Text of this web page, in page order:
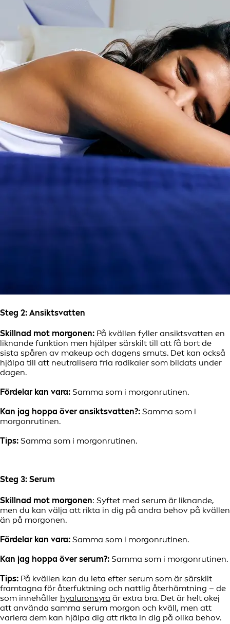
Steg 2: Ansiktsvatten
Skillnad mot morgonen: På kvällen fyller ansiktsvatten en
liknande funktion men hjälper särskilt till att få bort de
sista spåren av makeup och dagens smuts. Det kan också
hjälpa till att neutralisera fria radikaler som bildats under
dagen.
Fördelar kan vara: Samma som i morgonrutinen.
Kan jag hoppa över ansiktsvatten?: Samma som i
morgonrutinen.
Tips: Samma som i morgonrutinen.
Steg 3: Serum
Skillnad mot morgonen: Syftet med serum är liknande,
men du kan välja att rikta in dig på andra behov på kvällen
än på morgonen.
Fördelar kan vara: Samma som i morgonrutinen.
Kan jag hoppa över serum?: Samma som i morgonrutinen.
Tips: På kvällen kan du leta efter serum som är särskilt
framtagna för återfuktning och nattlig återhämtning – de
som innehåller hyaluronsyra är extra bra. Det är helt okej
att använda samma serum morgon och kväll, men att
variera dem kan hjälpa dig att rikta in dig på olika behov.